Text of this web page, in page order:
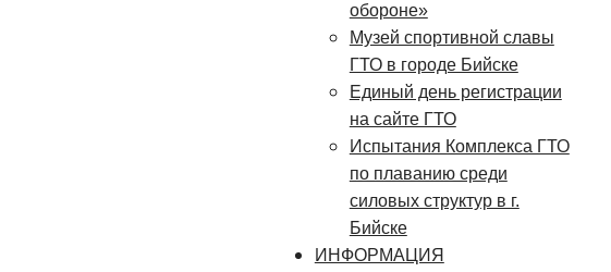
обороне»
Музей спортивной славы
ГТО в городе Бийске
Единый день регистрации
на сайте ГТО
Испытания Комплекса ГТО
по плаванию среди
силовых структур в г.
Бийске
ИНФОРМАЦИЯ